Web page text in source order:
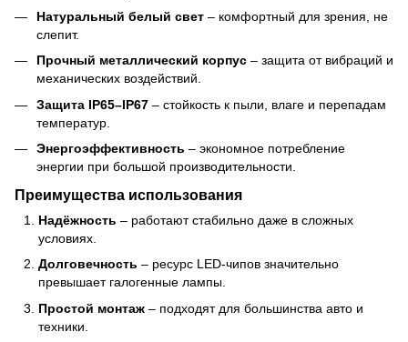
Натуральный белый свет – комфортный для зрения, не
слепит.
Прочный металлический корпус – защита от вибраций и
механических воздействий.
Защита IP65–IP67 – стойкость к пыли, влаге и перепадам
температур.
Энергоэффективность – экономное потребление
энергии при большой производительности.
Преимущества использования
Надёжность – работают стабильно даже в сложных
условиях.
Долговечность – ресурс LED-чипов значительно
превышает галогенные лампы.
Простой монтаж – подходят для большинства авто и
техники.